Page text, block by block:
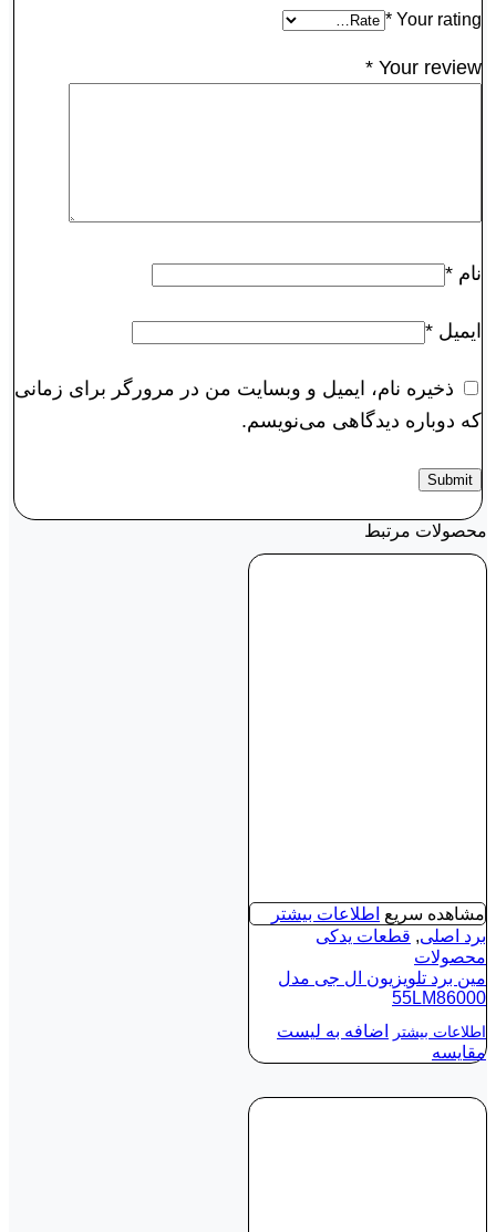
Your rating
*
Your review
*
نام *
ایمیل *
ذخیره نام، ایمیل و وبسایت من در مرورگر برای زمانی
که دوباره دیدگاهی می‌نویسم.
محصولات مرتبط
مشاهده سریع اطلاعات بیشتر
برد اصلی, قطعات یدکی
محصولات
مین برد تلویزیون ال جی مدل
55LM86000
اطلاعات بیشتر
اضافه به لیست
مقایسه